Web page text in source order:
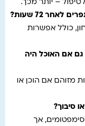
– יותר מכך.
72 שעות
?
כולל אפשרות
אם האוכל היה
מזוהם אם הוכן או
סיבוך?
אך